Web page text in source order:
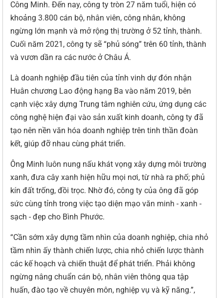
Công Minh. Đến nay, công ty tròn 27 năm tuổi, hiện có
khoảng 3.800 cán bộ, nhân viên, công nhân, không
ngừng lớn mạnh và mở rộng thị trường ở 52 tỉnh, thành.
Cuối năm 2021, công ty sẽ “phủ sóng” trên 60 tỉnh, thành
và vươn dần ra các nước ở Châu Á.
Là doanh nghiệp đầu tiên của tỉnh vinh dự đón nhận
Huân chương Lao động hạng Ba vào năm 2019, bên
cạnh việc xây dựng Trung tâm nghiên cứu, ứng dụng các
công nghệ hiện đại vào sản xuất kinh doanh, công ty đã
tạo nên nền văn hóa doanh nghiệp trên tinh thần đoàn
kết, giúp đỡ nhau cùng phát triển.
Ông Minh luôn nung nấu khát vọng xây dựng môi trường
xanh, đưa cây xanh hiện hữu mọi nơi, từ nhà ra phố; phủ
kín đất trống, đồi trọc. Nhờ đó, công ty của ông đã góp
sức cùng tỉnh trong việc tạo diện mạo văn minh - xanh -
sạch - đẹp cho Bình Phước.
“Cần sớm xây dựng tầm nhìn của doanh nghiệp, chia nhỏ
tầm nhìn ấy thành chiến lược, chia nhỏ chiến lược thành
các kế hoạch và chiến thuật để phát triển. Phải không
ngừng nâng chuẩn cán bộ, nhân viên thông qua tập
huấn, đào tạo về chuyên môn, nghiệp vụ và kỹ năng.”,